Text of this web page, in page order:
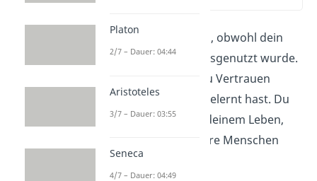
Du vertraust Menschen, obwohl dein
Vertrauen schonmal ausgenutzt wurde.
Das liegt daran, dass du Vertrauen
schon in derKindheit gelernt hast. Du
erfährst schon früh in deinem Leben,
dass Vertrauen in andere Menschen
belohntwird.
Platon
2/7 – Dauer: 04:44
Aristoteles
3/7 – Dauer: 03:55
Seneca
4/7 – Dauer: 04:49